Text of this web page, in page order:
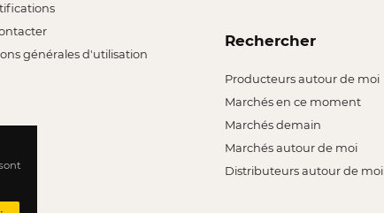
générales d'utilisation
Rechercher
Producteurs autour de moi
Marchés en ce moment
Marchés demain
Marchés autour de moi
Distributeurs autour de moi